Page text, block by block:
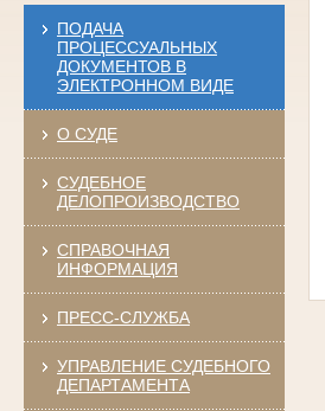
ПОДАЧА
ПРОЦЕССУАЛЬНЫХ
ДОКУМЕНТОВ В
ЭЛЕКТРОННОМ ВИДЕ
О СУДЕ
СУДЕБНОЕ
ДЕЛОПРОИЗВОДСТВО
СПРАВОЧНАЯ
ИНФОРМАЦИЯ
ПРЕСС-СЛУЖБА
УПРАВЛЕНИЕ СУДЕБНОГО
ДЕПАРТАМЕНТА